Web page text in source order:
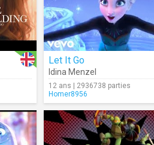
Let It Go
Idina Menzel
12 ans | 2936738 parties
Homer8956